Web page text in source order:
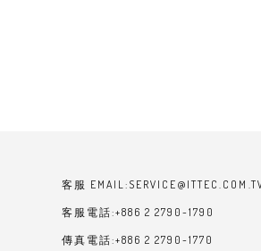
客服
客服電話:+886 2 2790-1790
傳真電話:+886 2 2790-1770